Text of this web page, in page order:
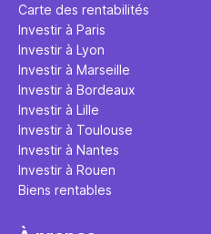
ce secret
études et
Carte des rentabilités
Investir à Paris
Investir à Lyon
Investir à Marseille
Investir à Bordeaux
Investir à Lille
Investir à Toulouse
Investir à Nantes
Investir à Rouen
Biens rentables